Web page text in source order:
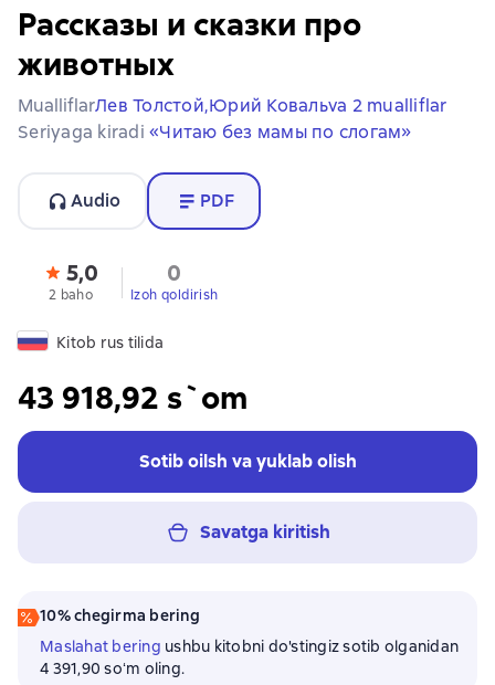
Рассказы и сказки про
животных
MualliflarЛев Толстой,Юрий Ковальva 2 mualliflar
Seriyaga kiradi «Читаю без мамы по слогам»
Audio PDF
5,0
2 baho
0
Izoh qoldirish
Kitob rus tilida
43 918,92 s`om
Sotib oilsh va yuklab olish
Savatga kiritish
10% chegirma bering
Maslahat bering ushbu kitobni do'stingiz sotib olganidan
4 391,90 soʻm oling.